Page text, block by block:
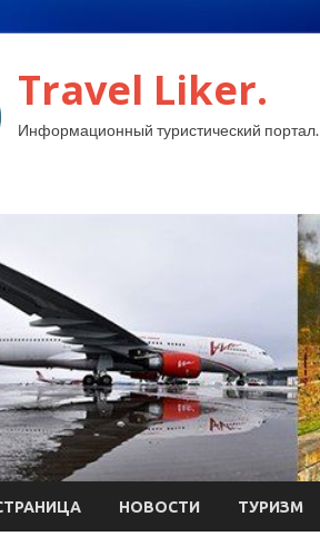
Travel Liker.
Информационный туристический портал.
НОВОСТИ ТУРИЗМ